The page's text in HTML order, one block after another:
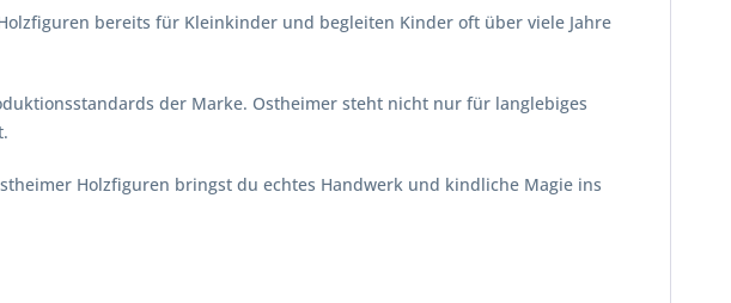
bereits für Kleinkinder und begleiten Kinder oft über viele Jahre
der Marke. Ostheimer steht nicht nur für langlebiges
Holzfiguren bringst du echtes Handwerk und kindliche Magie ins